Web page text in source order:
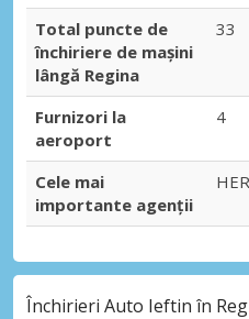
Total puncte de
închiriere de mașini
lângă Regina
33
Furnizori la
aeroport
4
Cele mai
importante agenții
Închirieri Auto Ieftin în